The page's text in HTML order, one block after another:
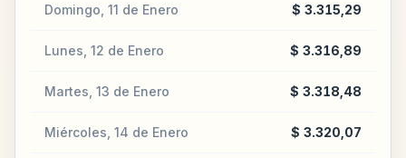
Domingo, 11 de Enero $ 3.315,29
Lunes, 12 de Enero $ 3.316,89
Martes, 13 de Enero $ 3.318,48
Miércoles, 14 de Enero $ 3.320,07